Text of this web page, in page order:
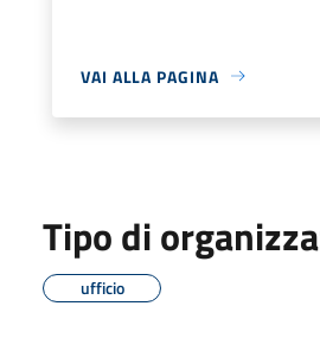
VAI ALLA PAGINA
Tipo di
ufficio